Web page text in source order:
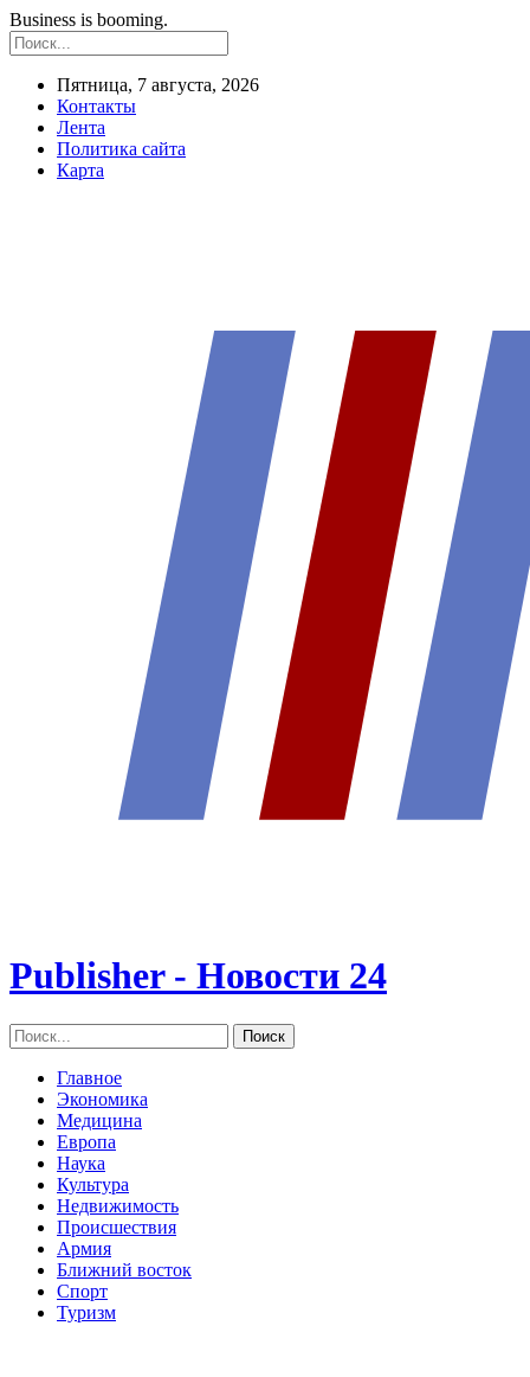
Business is booming.
Пятница, 7 августа, 2026
Контакты
Лента
Политика сайта
Карта
Publisher - Новости 24
Главное
Экономика
Медицина
Европа
Наука
Культура
Недвижимость
Происшествия
Армия
Ближний восток
Спорт
Туризм